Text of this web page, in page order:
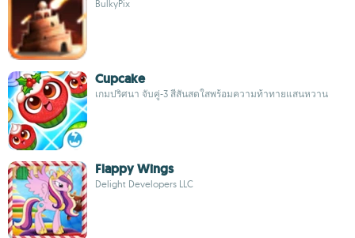
BulkyPix
Cupcake
เกมปริศนา จับคู่-3 สีสันสดใสพร้อมความท้าทายแสนหวาน
Flappy Wings
Delight Developers LLC